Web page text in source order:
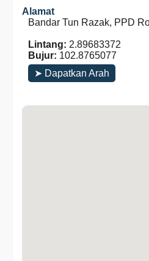
Alamat
Bandar Tun Razak, PPD
Lintang: 2.89683372
Bujur: 102.8765077
➤ Dapatkan Arah